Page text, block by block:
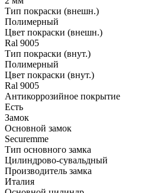
Тип покраски (внешн.)
Полимерный
Цвет покраски (внешн.)
Ral 9005
Тип покраски (внут.)
Полимерный
Цвет покраски (внут.)
Ral 9005
Антикоррозийное покрытие
Есть
Замок
Основной замок
Securemme
Тип основного замка
Цилиндрово-сувальдный
Производитель замка
Италия